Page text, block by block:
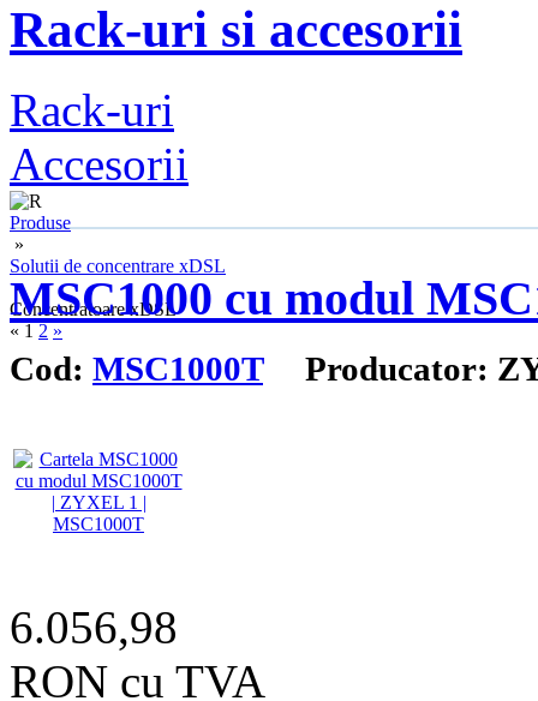
Rack-uri si accesorii
Rack-uri
Accesorii
Produse
»
Solutii de concentrare xDSL
»
Concentratoare xDSL
« 1 2 »
MSC1000 cu modul
Cod: MSC1000TProducator:
6.056,98
RON cu TVA